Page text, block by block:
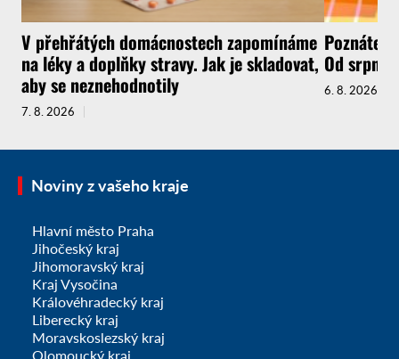
V přehřátých domácnostech zapomínáme
na léky a doplňky stravy. Jak je skladovat,
aby se neznehodnotily
7. 8. 2026
Poznáte,
Od srpna
6. 8. 2026
Noviny z vašeho kraje
Hlavní město Praha
Jihočeský kraj
Jihomoravský kraj
Kraj Vysočina
Královéhradecký kraj
Liberecký kraj
Moravskoslezský kraj
Olomoucký kraj